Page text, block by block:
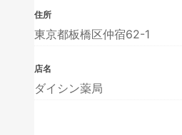
住所
東京都板橋区仲宿62-1
店名
ダイシン薬局